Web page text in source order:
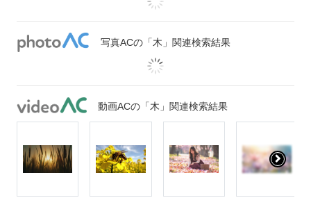
写真ACの「木」関連検索結果
動画ACの「木」関連検索結果